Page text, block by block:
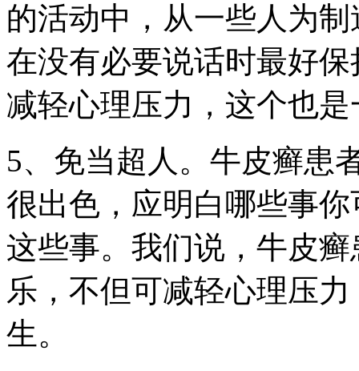
的活动中，从一些人为
在没有必要说话时最好
减轻心理压力，这个也
5、免当超人。牛皮癣患
很出色，应明白哪些事
这些事。我们说，牛皮
乐，不但可减轻心理压
生。